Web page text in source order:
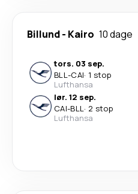
Billund- Kairo 10 dage
tors. 03 sep.
BLL-CAI· 1 stop
Lufthansa
lør. 12 sep.
CAI-BLL· 2 stop
Lufthansa